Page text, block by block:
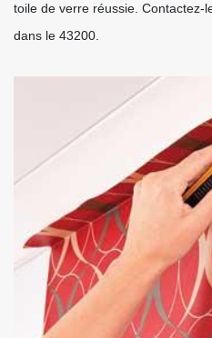
toile de verre réussie. Contactez-
dans le 43200.